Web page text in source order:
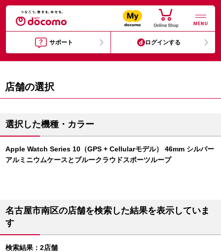
MENU
サポート ログインする
店舗の選択
選択した機種・カラー
Apple Watch Series 10（GPS + Cellularモデル） 46mm シルバー
アルミニウムケースとブルークラウドスポーツループ
名古屋市南区の店舗を検索した結果を表示していま
す
検索結果：2店舗